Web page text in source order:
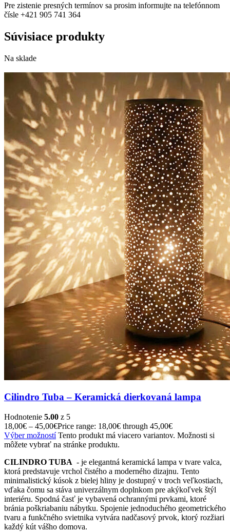
Pre zistenie presných termínov sa prosim informujte na telefónnom
čísle +421 905 741 364
Súvisiace produkty
Na sklade
Cilindro Tuba – Keramická dierkovaná lampa
Hodnotenie 5.00 z 5
18,00€ – 45,00€Price range: 18,00€ through 45,00€
Výber možnostíTento produkt má viacero variantov. Možnosti si
môžete vybrať na stránke produktu.
CILINDRO TUBA - je elegantná keramická lampa v tvare valca,
ktorá predstavuje vrchol čistého a moderného dizajnu. Tento
minimalistický kúsok z bielej hliny je dostupný v troch veľkostiach,
vďaka čomu sa stáva univerzálnym doplnkom pre akýkoľvek štýl
interiéru. Spodná časť je vybavená ochrannými prvkami, ktoré
bránia poškriabaniu nábytku. Spojenie jednoduchého geometrického
tvaru a funkčného svietnika vytvára nadčasový prvok, ktorý rozžiari
každý kút vášho domova.